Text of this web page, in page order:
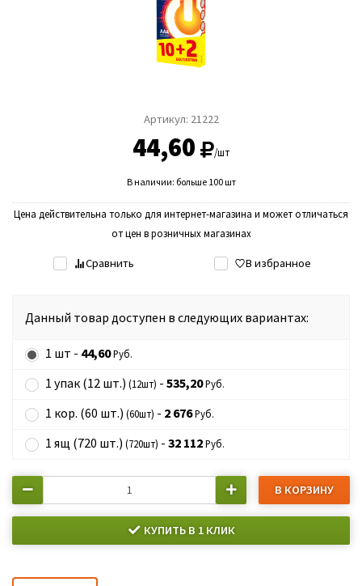
Артикул: 21222
44,60 /шт
В наличии: больше 100 шт
Цена действительна только для интернет-магазина и может отличаться
от цен в розничных магазинах
Сравнить В избранное
Данный товар доступен в следующих вариантах:
1 шт - 44,60Руб.
1 упак (12 шт.) (12шт) - 535,20Руб.
1 кор. (60 шт.) (60шт) - 2 676Руб.
1 ящ (720 шт.) (720шт) - 32 112Руб.
В КОРЗИНУ
КУПИТЬ В 1 КЛИК